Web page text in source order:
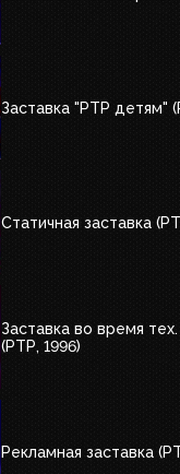
Заставка "РТР детям"
Статичная заставка
Заставка во время
(РТР, 1996)
Рекламная заставка